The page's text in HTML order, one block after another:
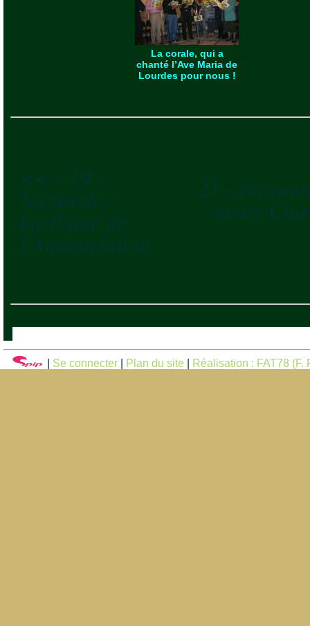
La corale, qui a
chanté l’Ave Maria de
Lourdes pour nous !
<< - 19 -
Nazareth :
basilique de
l’Annonciation
21 -
sœurs
Se connecter| Plan du site Réalisation : FAT78 (F.